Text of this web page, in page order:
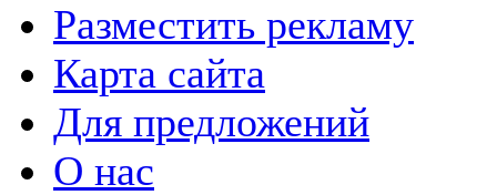
Разместить рекламу
Карта сайта
Для предложений
О нас